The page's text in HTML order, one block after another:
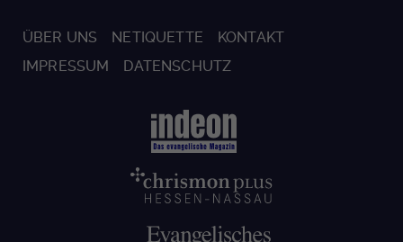
ÜBER UNS NETIQUETTE
KONTAKT
IMPRESSUM
DATENSCHUTZ